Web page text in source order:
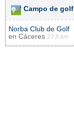
Campo de golf
Norba Club de Golf
en Cáceres 27.6 km